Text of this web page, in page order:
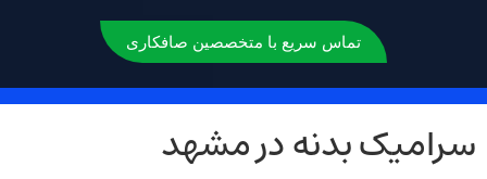
تماس سریع با متخصصین صافکاری
سرامیک بدنه در مشهد